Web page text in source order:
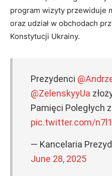
program wizyty przewiduje
oraz udział w obchodach
Konstytucji Ukrainy.
Prezydenci
@ZelenskyyUa
Pamięci Poległych
pic.twitter.com/
— Kancelaria
June 28, 2025